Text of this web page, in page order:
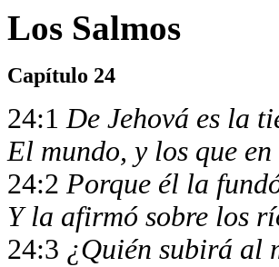
Los Salmos
Capítulo 24
24:1De Jehová es la
El mundo, y los que
24:2 Porque él la
Y la afirmó sobre los
24:3 ¿Quién subirá al